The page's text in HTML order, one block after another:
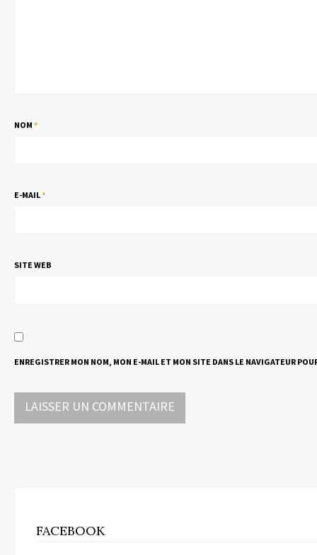
NOM *
E-MAIL*
SITE WEB
ENREGISTRER MON NOM, MON E-MAIL ET MON SITE DANS LE NAVIGATEUR
FACEBOOK